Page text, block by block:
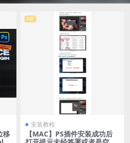
移
VIP
安装教程
【MAC】PS插件安装成功后